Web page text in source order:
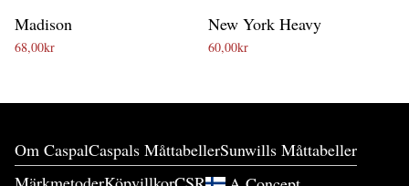
Madison
68,00kr
New York Heavy
60,00kr
Om CaspalCaspals MåttabellerSunwills Måttabeller